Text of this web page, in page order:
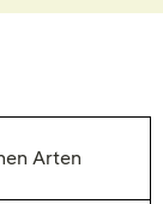
Arten